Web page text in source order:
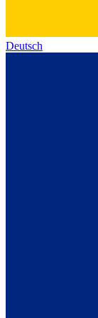
Deutsch